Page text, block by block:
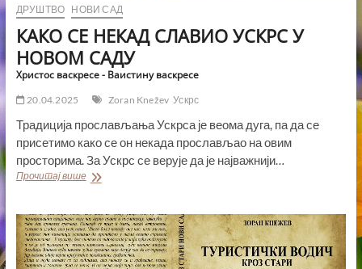
ДРУШТВО НОВИ САД
КАКО СЕ НЕКАД СЛАВИО УСКРС У
НОВОМ САДУ
Христос васкресе - Ваистину васкресе
20.04.2025 Zoran Knežev Ускрс
Традиција прослављања Ускрса је веома дуга, па да се
присетимо како се он некада прослављао на овим
просторима. За Ускрс се верује да је најважнији…
Прочитај вишеКАКО
СЛАВИО
УСКРС
У
НОВОМ